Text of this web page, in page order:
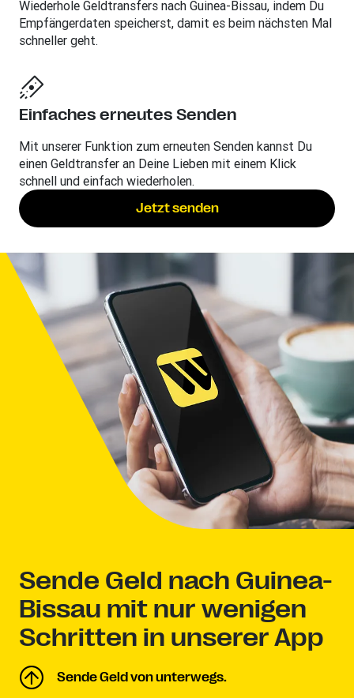
Wiederhole Geldtransfers nach Guinea-Bissau, indem Du
Empfängerdaten speicherst, damit es beim nächsten Mal
schneller geht.
Einfaches erneutes Senden
Mit unserer Funktion zum erneuten Senden kannst Du
einen Geldtransfer an Deine Lieben mit einem Klick
schnell und einfach wiederholen.
Jetzt senden
Sende Geld nach Guinea-
Bissau mit nur wenigen
Schritten in unserer App
Sende Geld von unterwegs.